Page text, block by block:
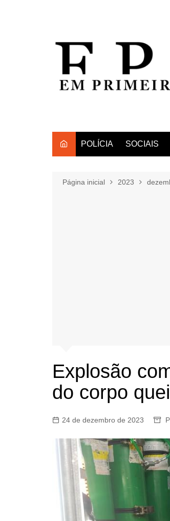
POLÍCIA SOCIAIS
Página inicial 2023
Explosão
do corpo
24 de dezembro de 2023